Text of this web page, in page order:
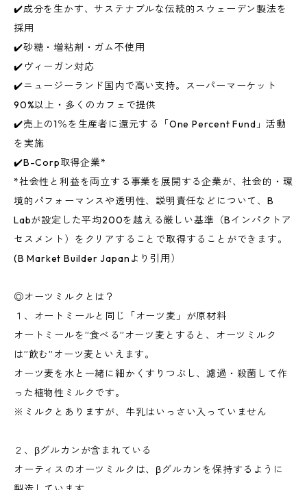
✔️成分を生かす、サステナブルな伝統的スウェーデン製法を
採用
✔️砂糖・増粘剤・ガム不使用
✔️ヴィーガン対応
✔️ニュージーランド国内で高い支持。スーパーマーケット
90%以上・多くのカフェで提供
✔️売上の1％を生産者に還元する「One Percent Fund」活動
を実施
✔️B-Corp取得企業*
*社会性と利益を両立する事業を展開する企業が、社会的・環
境的パフォーマンスや透明性、説明責任などについて、B
Labが設定した平均200を越える厳しい基準（Bインパクトア
セスメント）をクリアすることで取得することができます。
(B Market Builder Japanより引用）
◎オーツミルクとは？
１、オートミールと同じ「オーツ麦」が原材料
オートミールを”食べる”オーツ麦とすると、オーツミルク
は”飲む”オーツ麦といえます。
オーツ麦を水と一緒に細かくすりつぶし、濾過・殺菌して作
った植物性ミルクです。
※ミルクとありますが、牛乳はいっさい入っていません
２、βグルカンが含まれている
オーティスのオーツミルクは、βグルカンを保持するように